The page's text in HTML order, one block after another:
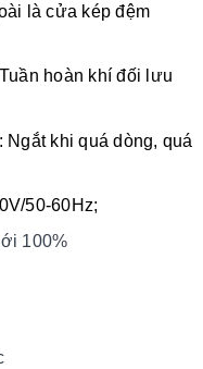
là cửa kép đệm
hoàn khí đối lưu
Ngắt khi quá dòng, quá
50-60Hz;
100%